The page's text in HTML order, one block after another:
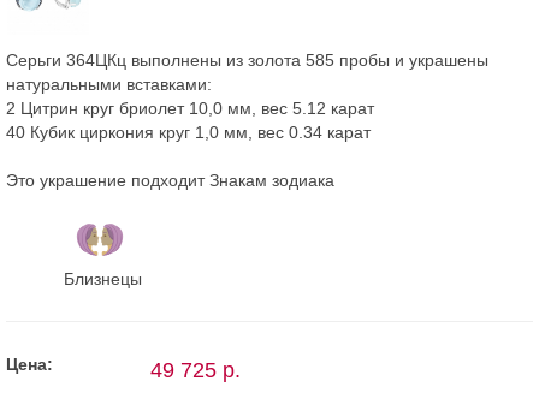
Серьги 364ЦКц выполнены из золота 585 пробы и украшены
натуральными вставками:
2 Цитрин круг бриолет 10,0 мм, вес 5.12 карат
40 Кубик циркония круг 1,0 мм, вес 0.34 карат
Это украшение подходит Знакам зодиака
Близнецы
Цена: 49 725 р.